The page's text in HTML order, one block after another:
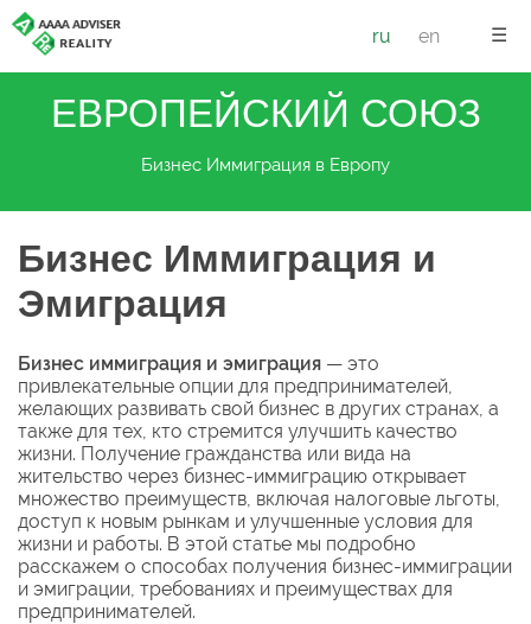
☰
ru en
ЕВРОПЕЙСКИЙ СОЮЗ
Бизнес Иммиграция в Европу
Бизнес Иммиграция и
Эмиграция
Бизнес иммиграция и эмиграция — это
привлекательные опции для предпринимателей,
желающих развивать свой бизнес в других странах, а
также для тех, кто стремится улучшить качество
жизни. Получение гражданства или вида на
жительство через бизнес-иммиграцию открывает
множество преимуществ, включая налоговые льготы,
доступ к новым рынкам и улучшенные условия для
жизни и работы. В этой статье мы подробно
расскажем о способах получения бизнес-иммиграции
и эмиграции, требованиях и преимуществах для
предпринимателей.